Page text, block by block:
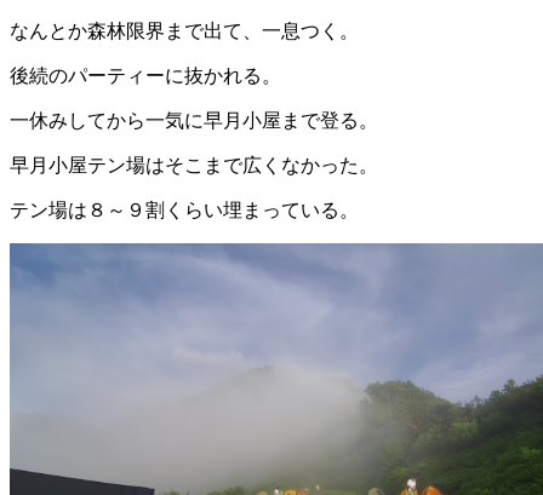
なんとか森林限界まで出て、一息つく。
後続のパーティーに抜かれる。
一休みしてから一気に早月小屋まで登る。
早月小屋テン場はそこまで広くなかった。
テン場は８～９割くらい埋まっている。